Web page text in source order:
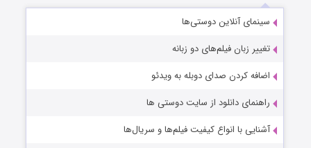
سینمای آنلاین دوستی‌ها
تغییر زبان فیلم‌های دو زبانه
اضافه کردن صدای دوبله به ویدئو
راهنمای دانلود از سایت دوستی ها
آشنایی با انواع کیفیت فیلم‌ها و سریال‌ها